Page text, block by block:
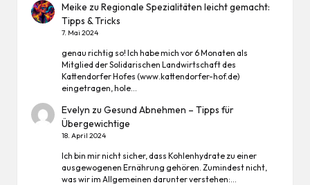
Meike zuRegionale Spezialitäten leicht gemacht:
Tipps & Tricks
7. Mai 2024
genau richtig so! Ich habe mich vor 6 Monaten als
Mitglied der Solidarischen Landwirtschaft des
Kattendorfer Hofes (www.kattendorfer-hof.de)
eingetragen, hole…
Evelyn zuGesund Abnehmen – Tipps für
Übergewichtige
18. April 2024
Ich bin mir nicht sicher, dass Kohlenhydrate zu einer
ausgewogenen Ernährung gehören. Zumindest nicht,
was wir im Allgemeinen darunter verstehen:…